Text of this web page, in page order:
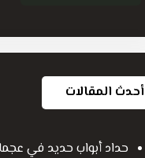
أحدث المقالات
حداد أبواب حديد في عجمان :